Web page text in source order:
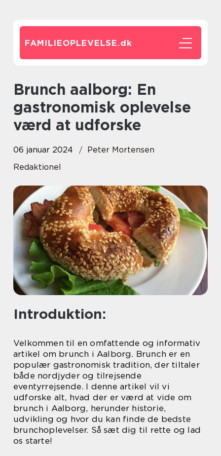
FAMILIEOPLEVELSE.dk
Brunch aalborg: En
gastronomisk oplevelse
værd at udforske
06 januar 2024
Peter Mortensen
Redaktionel
Introduktion:
Velkommen til en omfattende og informativ
artikel om brunch i Aalborg. Brunch er en
populær gastronomisk tradition, der tiltaler
både nordjyder og tilrejsende
eventyrrejsende. I denne artikel vil vi
udforske alt, hvad der er værd at vide om
brunch i Aalborg, herunder historie,
udvikling og hvor du kan finde de bedste
brunchoplevelser. Så sæt dig til rette og lad
os starte!